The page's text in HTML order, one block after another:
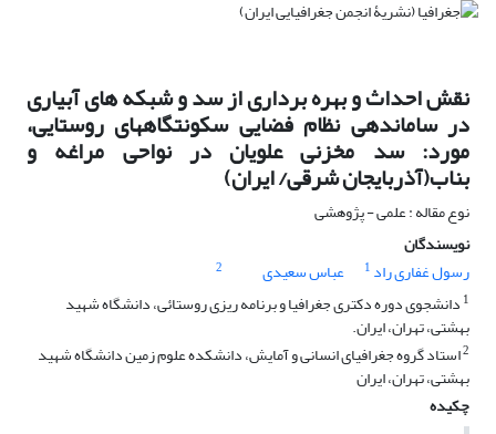
نقش احداث و بهره برداری از سد و شبکه های آبیاری
در ساماندهی نظام فضایی سکونتگاههای روستایی،
مورد: سد مخزنی علویان در نواحی مراغه و
بناب(آذربایجان شرقی/ ایران)
نوع مقاله : علمی - پژوهشی
نویسندگان
رسول غفاری راد 1 عباس سعیدی
2
1 دانشجوی دوره دکتری جغرافیا و برنامه ریزی روستائی، دانشگاه شهید
بهشتی، تهران، ایران.
2استاد گروه جغرافیای انسانی و آمایش، دانشکده علوم زمین دانشگاه شهید
بهشتی، تهران، ایران
چکیده